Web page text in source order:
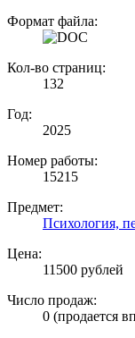
Формат файла:
Кол-во страниц:
132
Год:
2025
Номер работы:
15215
Предмет:
Психология,
Цена:
11500 рублей
Число продаж:
0 (продается